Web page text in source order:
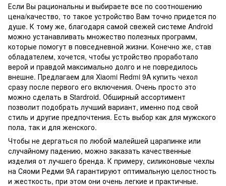
Если Вы рациональны и выбираете все по соотношению
цена/качество, то такое устройство Вам точно придется по
душе. К тому же, благодаря самой свежей системе Android
можно устанавливать множество полезных программ,
которые помогут в повседневной жизни. Конечно же, став
обладателем, хочется, чтобы устройство проработало
верой и правдой максимально долго и не повредилось
внешне. Предлагаем для Xiaomi Redmi 9A купить чехол
сразу после первого его включения. Очень просто это
можно сделать в Stardroid. Обширный ассортимент
позволит подобрать лучший вариант, именно под свой
стиль и другие предпочтения. Есть выбор как для мужского
пола, так и для женского.
Чтобы не дергаться по любой малейшей царапинке или
случайному падению, можно заказать качественные
изделия от лучшего бренда. К примеру, силиконовые чехлы
на Сяоми Редми 9А гарантируют оптимальную целостность
и жесткость, при этом они очень легкие и практичные.